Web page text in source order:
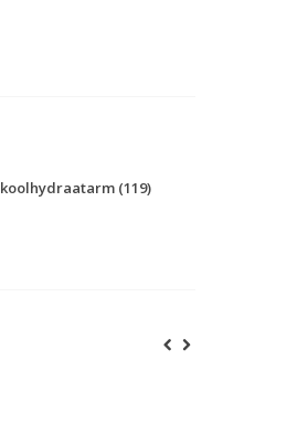
koolhydraatarm (119)